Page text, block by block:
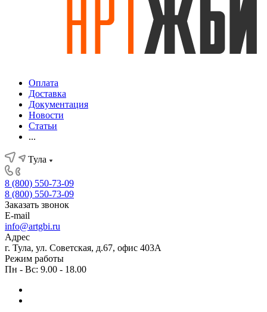
Оплата
Доставка
Документация
Новости
Статьи
...
Тула
8 (800) 550-73-09
8 (800) 550-73-09
Заказать звонок
E-mail
info@artgbi.ru
Адрес
г. Тула, ул. Советская, д.67, офис 403А
Режим работы
Пн - Вс: 9.00 - 18.00